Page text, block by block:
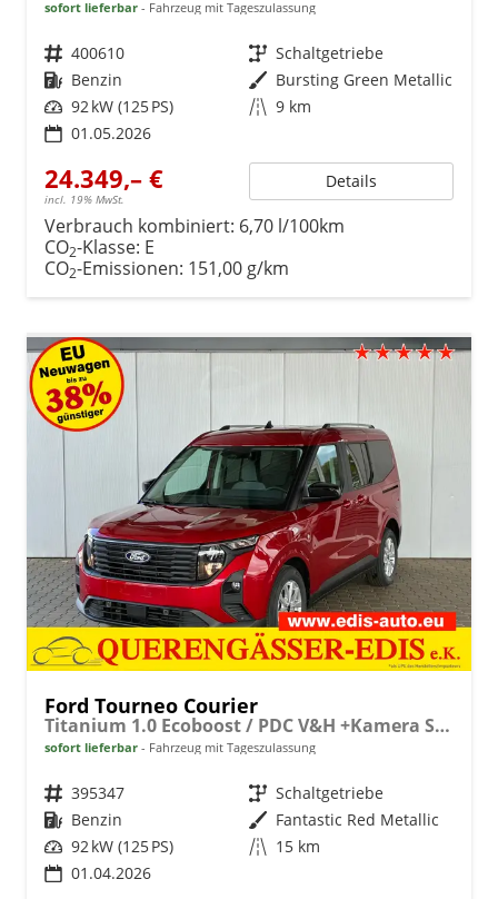
sofort lieferbar Fahrzeug mit Tageszulassung
Fahrzeugnr. 400610 Getriebe Schaltgetriebe
Kraftstoff Benzin Außenfarbe Bursting Green Metallic
Leistung 92 kW (125 PS) Kilometerstand 9 km
01.05.2026
24.349,– €
incl. 19% MwSt.
Details
Verbrauch kombiniert: 6,70 l/100km
CO2-Klasse: E
CO2-Emissionen: 151,00 g/km
Ford Tourneo Courier
Titanium 1.0 Ecoboost / PDC V&H +Kamera Shz vo AHK fest Alu 16"
sofort lieferbar Fahrzeug mit Tageszulassung
Fahrzeugnr. 395347 Getriebe Schaltgetriebe
Kraftstoff Benzin Außenfarbe Fantastic Red Metallic
Leistung 92 kW (125 PS) Kilometerstand 15 km
01.04.2026